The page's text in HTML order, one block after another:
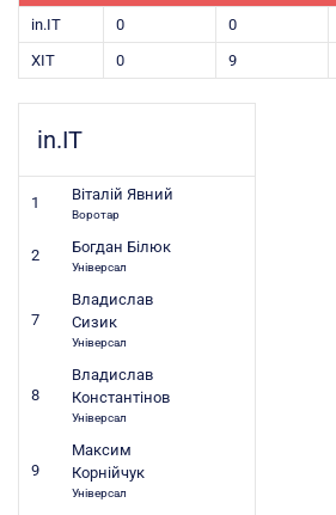
in.IT 0 0
ХІТ
0 9
in.IT
1 Віталій Явний
Воротар
2 Богдан Білюк
Універсал
7
Владислав
Сизик
Універсал
8
Владислав
Константінов
Універсал
9
Максим
Корнійчук
Універсал